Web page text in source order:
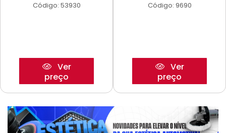
Código: 53930
Ver
preço
Código: 9690
Ver
preço